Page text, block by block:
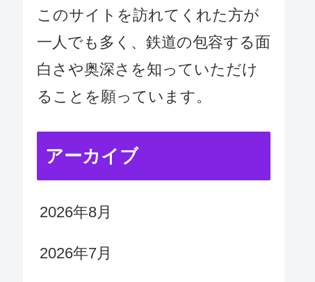
このサイトを訪れてくれた方が
一人でも多く、鉄道の包容する面
白さや奥深さを知っていただけ
ることを願っています。
アーカイブ
2026年8月
2026年7月